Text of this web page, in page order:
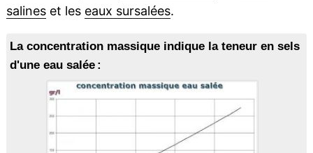
salineset les eaux sursalées.
La concentration massique indique la teneur en sels
d'une eau salée :